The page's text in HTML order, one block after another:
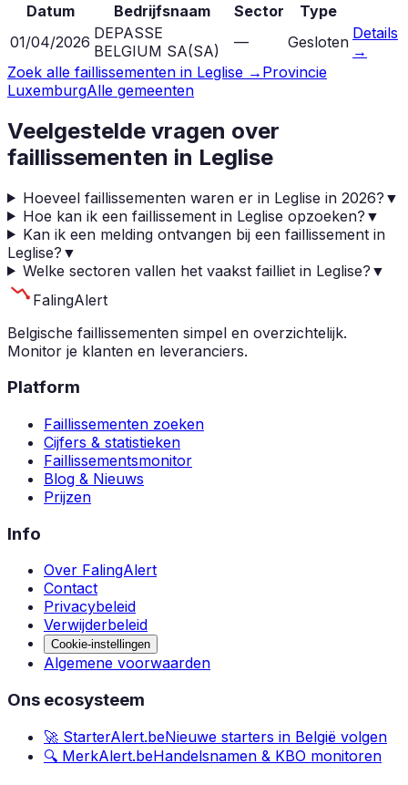
Datum
Bedrijfsnaam Sector
Type
01/04/2026 DEPASSE
BELGIUM SA(SA) — Gesloten Details
→
Zoek alle faillissementen in Leglise → Provincie
LuxemburgAlle gemeenten
Veelgestelde vragen over
faillissementen in Leglise
Hoeveel faillissementen waren er in Leglise in 2026? ▼
Hoe kan ik een faillissement in Leglise opzoeken? ▼
Kan ik een melding ontvangen bij een faillissement in
Leglise? ▼
Welke sectoren vallen het vaakst failliet in Leglise? ▼
FalingAlert
Belgische faillissementen simpel en overzichtelijk.
Monitor je klanten en leveranciers.
Platform
Faillissementen zoeken
Cijfers & statistieken
Faillissementsmonitor
Blog & Nieuws
Prijzen
Info
Over FalingAlert
Contact
Privacybeleid
Verwijderbeleid
Cookie-instellingen
Algemene voorwaarden
Ons ecosysteem
🚀 StarterAlert.beNieuwe starters in België volgen
🔍 MerkAlert.beHandelsnamen & KBO monitoren